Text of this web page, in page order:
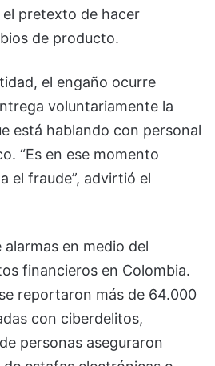
pretexto de hacer
de producto.
el engaño ocurre
voluntariamente la
está hablando con personal
“Es en ese momento
el fraude”, advirtió el
en medio del
financieros en Colombia.
reportaron más de 64.000
con ciberdelitos,
personas aseguraron